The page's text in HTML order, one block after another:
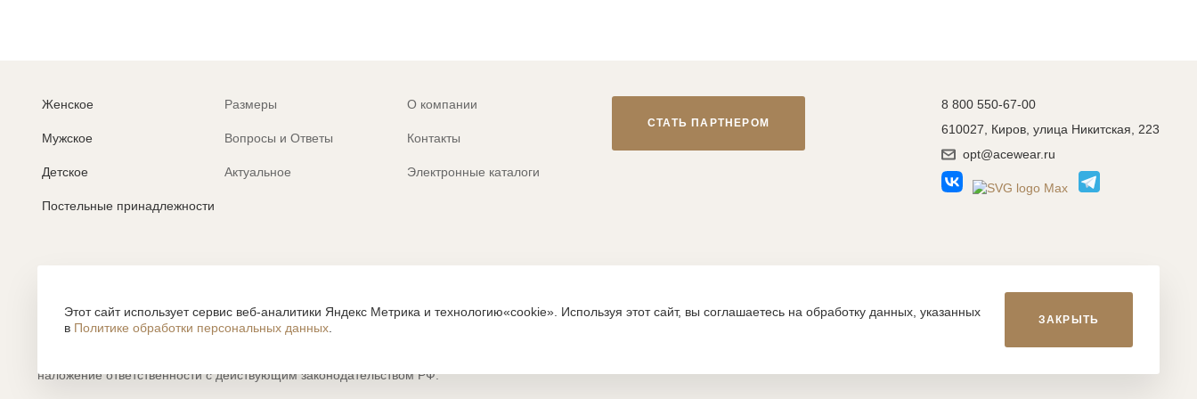
Женское
Мужское
Детское
Постельные принадлежности
Размеры
Вопросы и Ответы
Актуальное
О компании
Контакты
Электронные каталоги
СТАТЬ ПАРТНЕРОМ
8 800 550-67-00
610027, Киров, улица Никитская, 223
opt@acewear.ru
Согласие на обработку персональных данных
Все содержание, представленное или отраженное на сайте https://clever-style.ru, включая, но не ограничиваясь, текстом, графикой, фотографиями, иллюстрациями и т.д., являются
наложение ответственности с действующим законодательством РФ.
Этот сайт использует сервис веб-аналитики Яндекс Метрика и технологию«cookie». Используя этот сайт, вы соглашаетесь на обработку данных, указанных
в Политике обработки персональных данных
ЗАКРЫТЬ